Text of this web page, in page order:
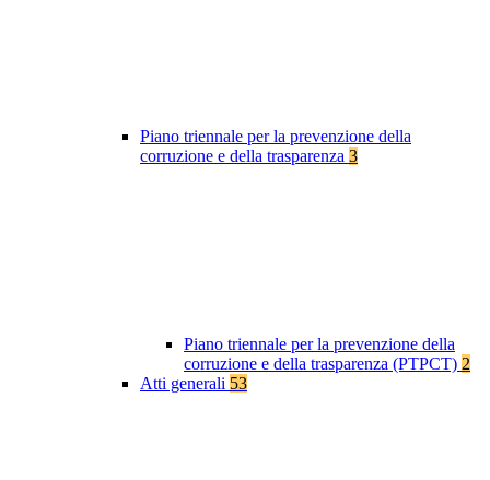
Piano triennale per la prevenzione della
corruzione e della trasparenza 3
Piano triennale per la prevenzione della
corruzione e della trasparenza (PTPCT) 2
Atti generali 53